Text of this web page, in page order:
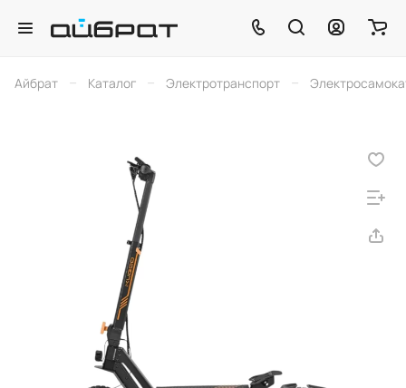
Айбрат – Каталог – Электротранспорт –